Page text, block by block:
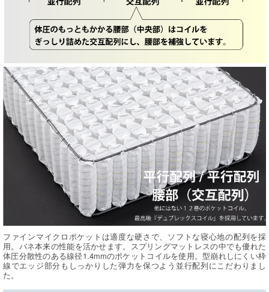
ファインマイクロポケットは適度な硬さで、ソフトな寝心地の配列を採
用。バネ本来の性能を活かせます。スプリングマットレスの中でも優れた
体圧分散性のある線径1.4mmのポケットコイルを使用。型崩れしにくい枠
線でエッジ部分もしっかりした弾力を保つよう並行配列にこだわりまし
た。